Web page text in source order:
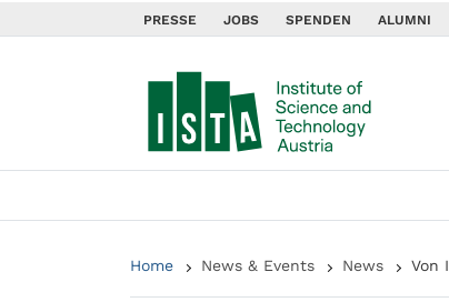
PRESSE JOBS SPENDEN ALUMNI
Home News & Events News Von